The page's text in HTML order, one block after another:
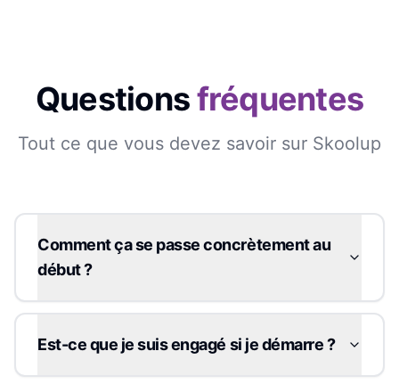
Questionsfréquentes
Tout ce que vous devez savoir sur Skoolup
Comment ça se passe concrètement au
début ?
Est-ce que je suis engagé si je démarre ?